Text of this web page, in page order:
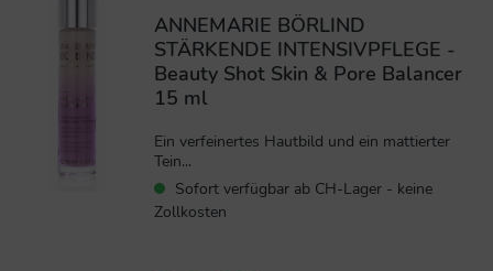
ANNEMARIE BÖRLIND
STÄRKENDE INTENSIVPFLEGE -
Beauty Shot Skin & Pore Balancer
15 ml
Ein verfeinertes Hautbild und ein mattierter
Tein...
Sofort verfügbar ab CH-Lager - keine
Zollkosten